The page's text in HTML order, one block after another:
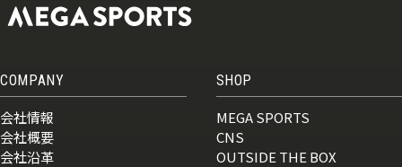
COMPANY
会社情報
会社概要
会社沿革
SHOP
MEGA SPORTS
CNS
OUTSIDE THE BOX